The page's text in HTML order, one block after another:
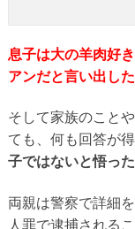
息子は大の羊肉好
アンだと言い出し
そして家族のこと
ても、何も回答が
子ではないと悟った
両親は警察で詳細
人罪で逮捕される